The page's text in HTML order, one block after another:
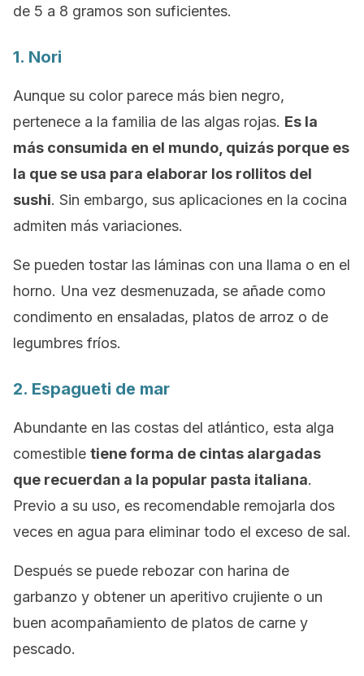
de 5 a 8 gramos son suficientes.
1. Nori
Aunque su color parece más bien negro,
pertenece a la familia de las algas rojas. Es la
más consumida en el mundo, quizás porque es
la que se usa para elaborar los rollitos del
sushi. Sin embargo, sus aplicaciones en la cocina
admiten más variaciones.
Se pueden tostar las láminas con una llama o en el
horno. Una vez desmenuzada, se añade como
condimento en ensaladas, platos de arroz o de
legumbres fríos.
2. Espagueti de mar
Abundante en las costas del atlántico, esta alga
comestible tiene forma de cintas alargadas
que recuerdan a la popular pasta italiana.
Previo a su uso, es recomendable remojarla dos
veces en agua para eliminar todo el exceso de sal.
Después se puede rebozar con harina de
garbanzo y obtener un aperitivo crujiente o un
buen acompañamiento de platos de carne y
pescado.